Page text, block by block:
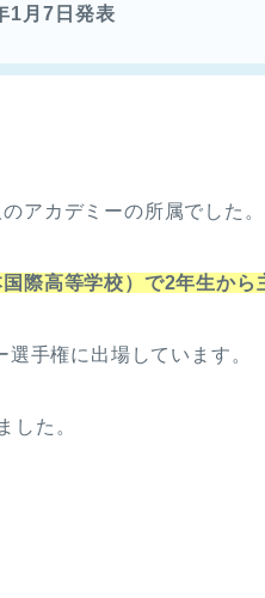
1月7日発表
アカデミーの所属でした。
際高等学校）で2年生から
手権に出場しています。
した。